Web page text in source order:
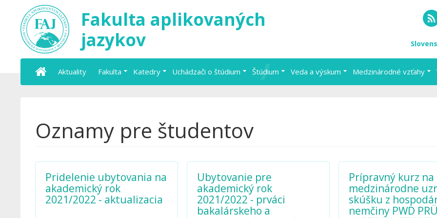
Fakulta aplikovaných
jazykov
Aktuality Fakulta Katedry Uchádzači o štúdium Štúdium Veda a výskum Medzinárodné vzťahy
Oznamy pre študentov
Pridelenie ubytovania na
akademický rok
2021/2022 - aktualizacia
Ubytovanie pre
akademický rok
2021/2022 - prváci
bakalárskeho a
Prípravný kurz na
medzinárodne
skúšku z
nemčiny PWD